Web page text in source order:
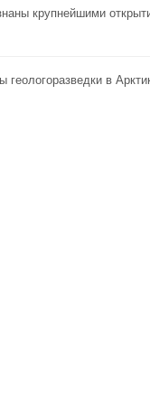
крупнейшими
геологоразведки в